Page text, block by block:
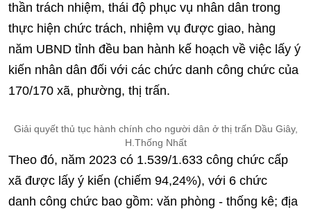
thần trách nhiệm, thái độ phục vụ nhân dân trong
thực hiện chức trách, nhiệm vụ được giao, hàng
năm UBND tỉnh đều ban hành kế hoạch về việc lấy ý
kiến nhân dân đối với các chức danh công chức của
170/170 xã, phường, thị trấn.
Giải quyết thủ tục hành chính cho người dân ở thị trấn Dầu Giây,
H.Thống Nhất
Theo đó, năm 2023 có 1.539/1.633 công chức cấp
xã được lấy ý kiến (chiếm 94,24%), với 6 chức
danh công chức bao gồm: văn phòng - thống kê; địa